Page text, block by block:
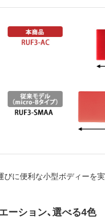
びに便利な小型ボディーを
ーション、選べる4色